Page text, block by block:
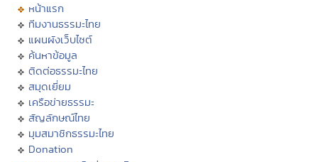
หน้าแรก
ทีมงานธรรมะไทย
แผนผังเว็บไซต์
ค้นหาข้อมูล
ติดต่อธรรมะไทย
สมุดเยี่ยม
เครือข่ายธรรมะ
สัญลักษณ์ไทย
มุมสมาชิกธรรมะไทย
Donation